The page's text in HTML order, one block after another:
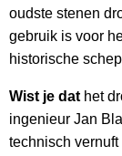
oudste stenen
gebruik is voor
historische
Wist je dat het
ingenieur Jan
technisch